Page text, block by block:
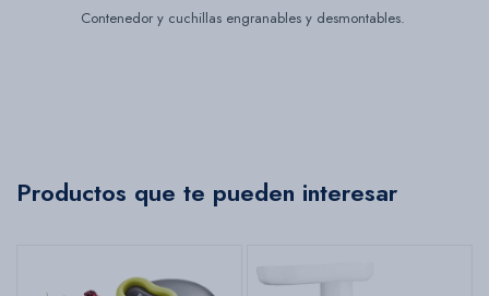
Contenedor y cuchillas engranables y desmontables.
Productos que te pueden interesar